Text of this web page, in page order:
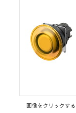
画像をクリックす